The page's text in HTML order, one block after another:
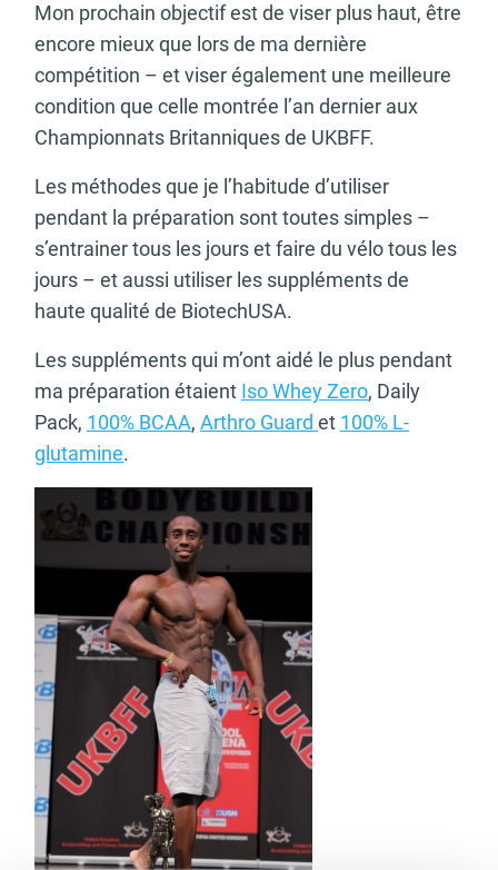
Mon prochain objectif est de viser plus haut, être
encore mieux que lors de ma dernière
compétition – et viser également une meilleure
condition que celle montrée l’an dernier aux
Championnats Britanniques de UKBFF.
Les méthodes que je l’habitude d’utiliser
pendant la préparation sont toutes simples –
s’entrainer tous les jours et faire du vélo tous les
jours – et aussi utiliser les suppléments de
haute qualité de BiotechUSA.
Les suppléments qui m’ont aidé le plus pendant
ma préparation étaient Iso Whey Zero, Daily
Pack, 100% BCAA, Arthro Guard et 100% L-
glutamine.